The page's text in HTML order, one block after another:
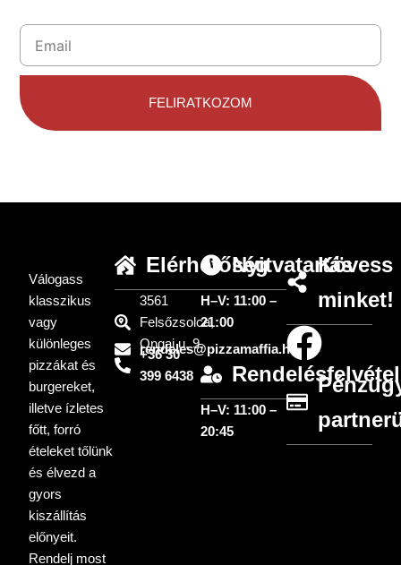
FELIRATKOZOM
Válogass
klasszikus
vagy
különleges
pizzákat és
burgereket,
illetve ízletes
főtt, forró
ételeket tőlünk
és élvezd a
gyors
kiszállítás
előnyeit.
Rendelj most
Elérhetőség
3561
Felsőzsolca,
Ongai u. 9.
rendeles@pizzamaffia.hu
+36 30
399 6438
Nyitvatartás
H–V: 11:00 –
21:00
Rendelésfelvétel
H–V: 11:00 –
20:45
Kövess
minket!